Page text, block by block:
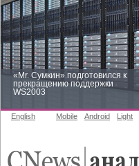
«Mr. Сумкин» подготовился к
прекращению поддержки
WS2003
English Mobile Android Light